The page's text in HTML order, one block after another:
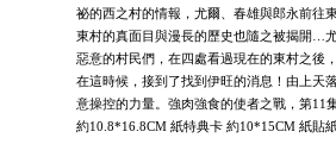
祕的西之村的情報，尤爾、春雄與郎永前往
東村的真面目與漫長的歷史也隨之被揭開…
惡意的村民們，在四處看過現在的東村之後
在這時候，接到了找到伊旺的消息！由上天
意操控的力量。強肉強食的使者之戰，第11
約10.8*16.8CM 紙特典卡 約10*15CM 紙貼